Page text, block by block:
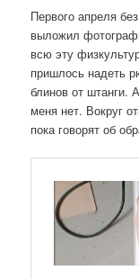
Первого апреля
выложил
всю эту
пришлось надеть
блинов от штанги.
меня нет. Вокруг
пока говорят об